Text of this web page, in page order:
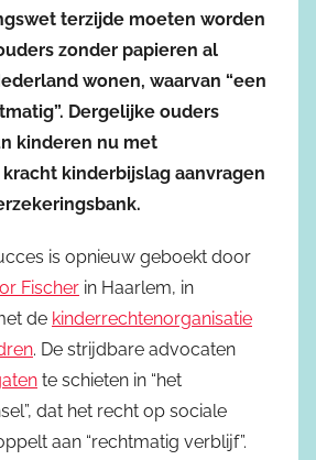
terzijde moeten worden
zonder papieren al
wonen, waarvan “een
Dergelijke ouders
kinderen nu met
kinderbijslag aanvragen
is opnieuw geboekt door
Fischer in Haarlem, in
de kinderrechtenorganisatie
. De strijdbare advocaten
te schieten in “het
dat het recht op sociale
aan “rechtmatig verblijf”.